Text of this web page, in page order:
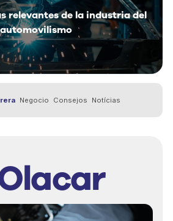
relevantes de la industria del
automovilismo
Negocio Consejos Notícias